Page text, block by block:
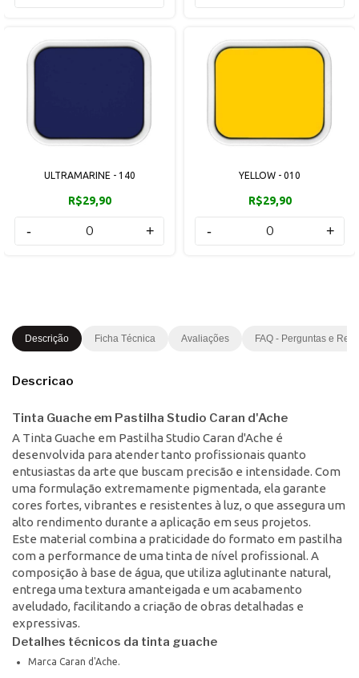
ULTRAMARINE - 140
R$29,90
- +
YELLOW - 010
R$29,90
- +
Descrição Ficha Técnica Avaliações FAQ - Perguntas e
Descricao
Tinta Guache em Pastilha Studio Caran d'Ache
A Tinta Guache em Pastilha Studio Caran d'Ache é
desenvolvida para atender tanto profissionais quanto
entusiastas da arte que buscam precisão e intensidade. Com
uma formulação extremamente pigmentada, ela garante
cores fortes, vibrantes e resistentes à luz, o que assegura um
alto rendimento durante a aplicação em seus projetos.
Este material combina a praticidade do formato em pastilha
com a performance de uma tinta de nível profissional. A
composição à base de água, que utiliza aglutinante natural,
entrega uma textura amanteigada e um acabamento
aveludado, facilitando a criação de obras detalhadas e
expressivas.
Detalhes técnicos da tinta guache
Marca Caran d'Ache.